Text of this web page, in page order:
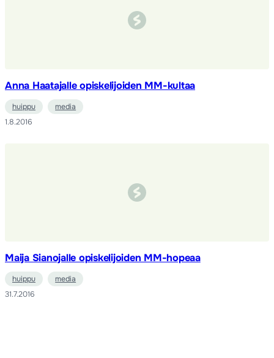
Anna Haatajalle opiskelijoiden MM-kultaa
huippu
media
1.8.2016
Maija Sianojalle opiskelijoiden MM-hopeaa
huippu
media
31.7.2016